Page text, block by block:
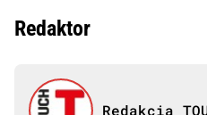
Redaktor
Redakcia